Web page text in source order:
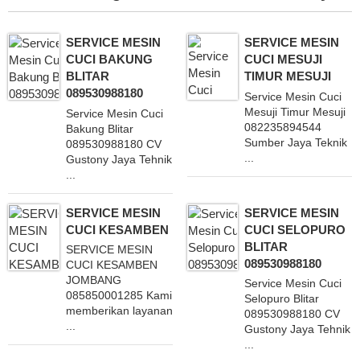
SERVICE MESIN
CUCI BAKUNG
BLITAR
089530988180
Service Mesin Cuci
Bakung Blitar
089530988180 CV
Gustony Jaya Tehnik
SERVICE MESIN
CUCI MESUJI
TIMUR MESUJI
Service Mesin Cuci
Mesuji Timur Mesuji
082235894544
Sumber Jaya Teknik
SERVICE MESIN
CUCI KESAMBEN
SERVICE MESIN
CUCI KESAMBEN
JOMBANG
085850001285 Kami
memberikan layanan
...
SERVICE MESIN
CUCI SELOPURO
BLITAR
089530988180
Service Mesin Cuci
Selopuro Blitar
089530988180 CV
Gustony Jaya Tehnik
...